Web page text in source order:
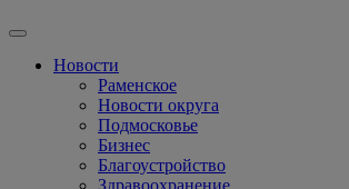
Новости
Раменское
Новости округа
Подмосковье
Бизнес
Благоустройство
Здравоохранение